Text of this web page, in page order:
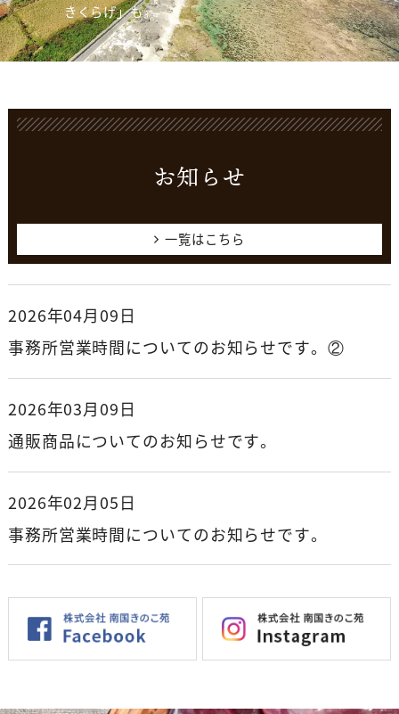
れ。
きくらげ」も。
お知らせ
一覧はこちら
2026年04月09日
事務所営業時間についてのお知らせです。②
2026年03月09日
通販商品についてのお知らせです。
2026年02月05日
事務所営業時間についてのお知らせです。